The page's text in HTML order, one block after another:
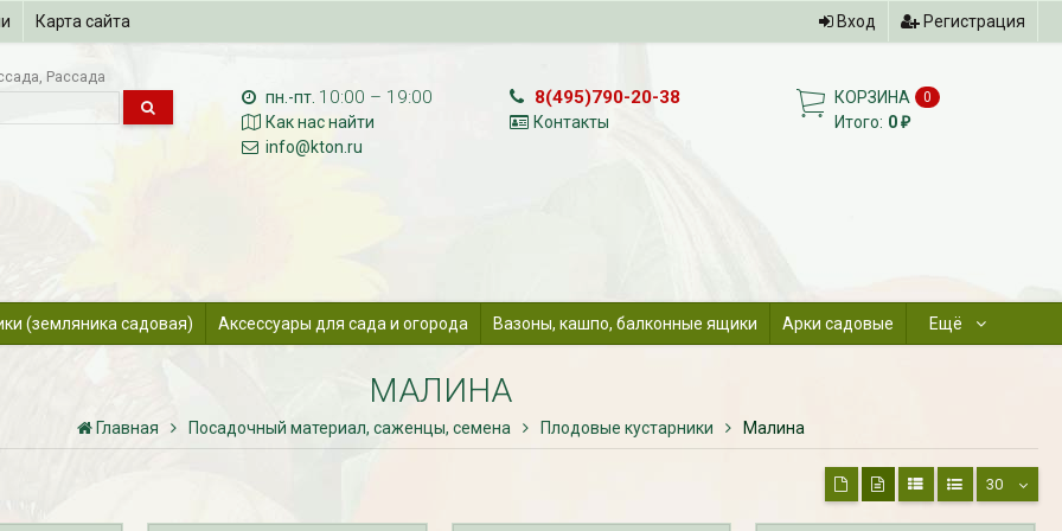
Карта сайта Вход Регистрация
Рассада
пн.-пт. 10:00 – 19:00
Как нас найти
info@kton.ru
8(495)790-20-38
Контакты
КОРЗИНА 0
Итого: 0₽
(земляника садовая) Аксессуары для сада и огорода Вазоны, кашпо, балконные ящики Арки садовые Ещё
МАЛИНА
Главная Посадочный материал, саженцы, семена Плодовые кустарники Малина
30